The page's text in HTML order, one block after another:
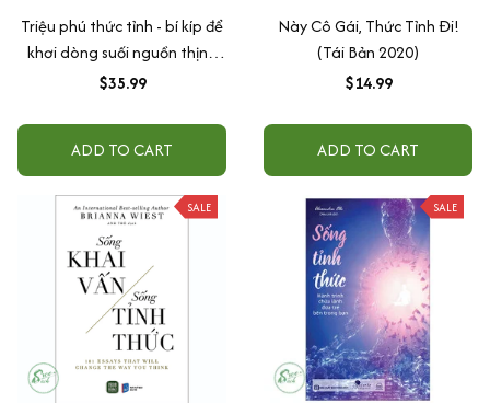
Triệu phú thức tỉnh - bí kíp để
khơi dòng suối nguồn thịnh
vượng trong tâm thức
$35.99
ADD TO CART
Này Cô Gái, Thức Tỉnh Đi!
(Tái Bản 2020)
$14.99
ADD TO CART
SALE SALE